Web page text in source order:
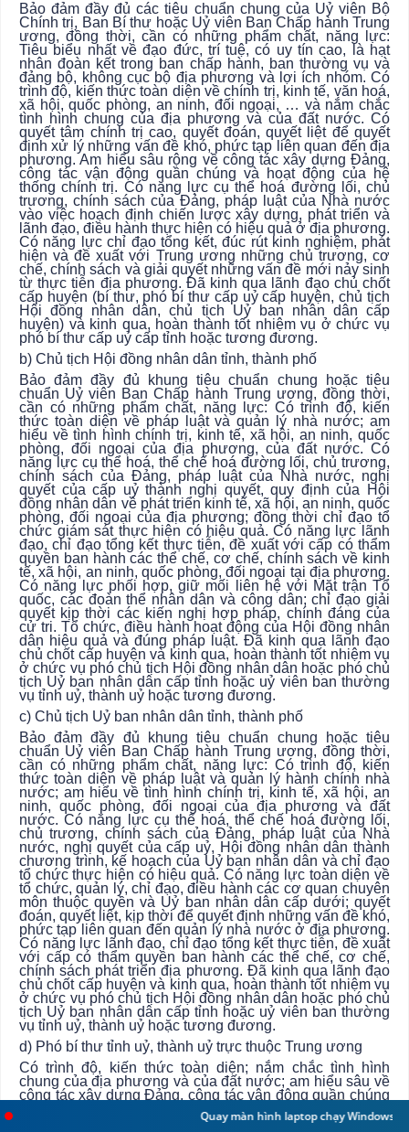
Bảo đảm đầy đủ các tiêu chuẩn chung của Uỷ viên Bộ
Chính trị, Ban Bí thư hoặc Uỷ viên Ban Chấp hành Trung
ương, đồng thời, cần có những phẩm chất, năng lực:
Tiêu biểu nhất về đạo đức, trí tuệ, có uy tín cao, là hạt
nhân đoàn kết trong ban chấp hành, ban thường vụ và
đảng bộ, không cục bộ địa phương và lợi ích nhóm. Có
trình độ, kiến thức toàn diện về chính trị, kinh tế, văn hoá,
xã hội, quốc phòng, an ninh, đối ngoại, … và nắm chắc
tình hình chung của địa phương và của đất nước. Có
quyết tâm chính trị cao, quyết đoán, quyết liệt để quyết
định xử lý những vấn đề khó, phức tạp liên quan đến địa
phương. Am hiểu sâu rộng về công tác xây dựng Đảng,
công tác vận động quần chúng và hoạt động của hệ
thống chính trị. Có năng lực cụ thể hoá đường lối, chủ
trương, chính sách của Đảng, pháp luật của Nhà nước
vào việc hoạch định chiến lược xây dựng, phát triển và
lãnh đạo, điều hành thực hiện có hiệu quả ở địa phương.
Có năng lực chỉ đạo tổng kết, đúc rút kinh nghiệm, phát
hiện và đề xuất với Trung ương những chủ trương, cơ
chế, chính sách và giải quyết những vấn đề mới nảy sinh
từ thực tiễn địa phương. Đã kinh qua lãnh đạo chủ chốt
cấp huyện (bí thư, phó bí thư cấp uỷ cấp huyện, chủ tịch
Hội đồng nhân dân, chủ tịch Uỷ ban nhân dân cấp
huyện) và kinh qua, hoàn thành tốt nhiệm vụ ở chức vụ
phó bí thư cấp uỷ cấp tỉnh hoặc tương đương.
b) Chủ tịch Hội đồng nhân dân tỉnh, thành phố
Bảo đảm đầy đủ khung tiêu chuẩn chung hoặc tiêu
chuẩn Uỷ viên Ban Chấp hành Trung ương, đồng thời,
cần có những phẩm chất, năng lực: Có trình độ, kiến
thức toàn diện về pháp luật và quản lý nhà nước; am
hiểu về tình hình chính trị, kinh tế, xã hội, an ninh, quốc
phòng, đối ngoại của địa phương, của đất nước. Có
năng lực cụ thể hoá, thể chế hoá đường lối, chủ trương,
chính sách của Đảng, pháp luật của Nhà nước, nghị
quyết của cấp uỷ thành nghị quyết, quy định của Hội
đồng nhân dân về phát triển kinh tế, xã hội, an ninh, quốc
phòng, đối ngoại của địa phương; đồng thời chỉ đạo tổ
chức giám sát thực hiện có hiệu quả. Có năng lực lãnh
đạo, chỉ đạo tổng kết thực tiễn, đề xuất với cấp có thẩm
quyền ban hành các thể chế, cơ chế, chính sách về kinh
tế, xã hội, an ninh, quốc phòng, đối ngoại tại địa phương.
Có năng lực phối hợp, giữ mối liên hệ với Mặt trận Tổ
quốc, các đoàn thể nhân dân và công dân; chỉ đạo giải
quyết kịp thời các kiến nghị hợp pháp, chính đáng của
cử tri. Tổ chức, điều hành hoạt động của Hội đồng nhân
dân hiệu quả và đúng pháp luật. Đã kinh qua lãnh đạo
chủ chốt cấp huyện và kinh qua, hoàn thành tốt nhiệm vụ
ở chức vụ phó chủ tịch Hội đồng nhân dân hoặc phó chủ
tịch Uỷ ban nhân dân cấp tỉnh hoặc uỷ viên ban thường
vụ tỉnh uỷ, thành uỷ hoặc tương đương.
c) Chủ tịch Uỷ ban nhân dân tỉnh, thành phố
Bảo đảm đầy đủ khung tiêu chuẩn chung hoặc tiêu
chuẩn Uỷ viên Ban Chấp hành Trung ương, đồng thời,
cần có những phẩm chất, năng lực: Có trình độ, kiến
thức toàn diện về pháp luật và quản lý hành chính nhà
nước; am hiểu về tình hình chính trị, kinh tế, xã hội, an
ninh, quốc phòng, đối ngoại của địa phương và đất
nước. Có năng lực cụ thể hoá, thể chế hoá đường lối,
chủ trương, chính sách của Đảng, pháp luật của Nhà
nước, nghị quyết của cấp uỷ, Hội đồng nhân dân thành
chương trình, kế hoạch của Uỷ ban nhân dân và chỉ đạo
tổ chức thực hiện có hiệu quả. Có năng lực toàn diện về
tổ chức, quản lý, chỉ đạo, điều hành các cơ quan chuyên
môn thuộc quyền và Uỷ ban nhân dân cấp dưới; quyết
đoán, quyết liệt, kịp thời để quyết định những vấn đề khó,
phức tạp liên quan đến quản lý nhà nước ở địa phương.
Có năng lực lãnh đạo, chỉ đạo tổng kết thực tiễn, đề xuất
với cấp có thẩm quyền ban hành các thể chế, cơ chế,
chính sách phát triển địa phương. Đã kinh qua lãnh đạo
chủ chốt cấp huyện và kinh qua, hoàn thành tốt nhiệm vụ
ở chức vụ phó chủ tịch Hội đồng nhân dân hoặc phó chủ
tịch Uỷ ban nhân dân cấp tỉnh hoặc uỷ viên ban thường
vụ tỉnh uỷ, thành uỷ hoặc tương đương.
d) Phó bí thư tỉnh uỷ, thành uỷ trực thuộc Trung ương
Có trình độ, kiến thức toàn diện; nắm chắc tình hình
chung của địa phương và của đất nước; am hiểu sâu về
công tác xây dựng Đảng, công tác vận động quần chúng
và hoạt động của hệ thống chính trị. Có uy tín trong đảng
bộ, khả năng quy tụ và tập hợp sự đoàn kết. Có năng lực
Quay màn hình laptop chạy Windows 11